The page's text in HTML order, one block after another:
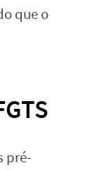
que o
pré-